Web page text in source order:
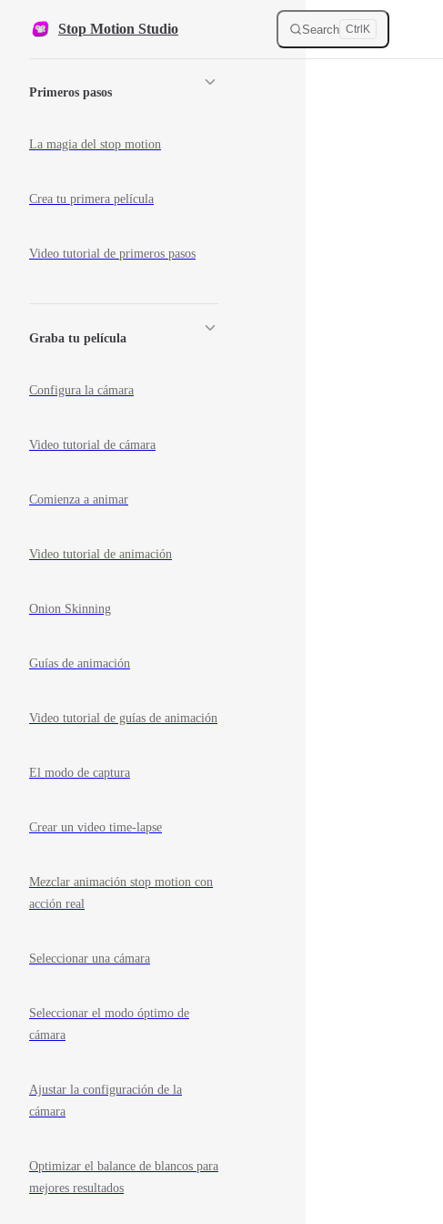
Skip to content
Stop Motion Studio Search Ctrl K
Primeros pasos
La magia del stop motion
Crea tu primera película
Video tutorial de primeros pasos
Graba tu película
Configura la cámara
Video tutorial de cámara
Comienza a animar
Video tutorial de animación
Onion Skinning
Guías de animación
Video tutorial de guías de animación
El modo de captura
Crear un video time-lapse
Mezclar animación stop motion con
acción real
Seleccionar una cámara
Seleccionar el modo óptimo de
cámara
Ajustar la configuración de la
cámara
Optimizar el balance de blancos para
mejores resultados